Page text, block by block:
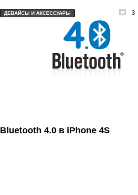
ДЕВАЙСЫ И АКСЕССУАРЫ 3
Bluetooth 4.0 в iPhone 4S